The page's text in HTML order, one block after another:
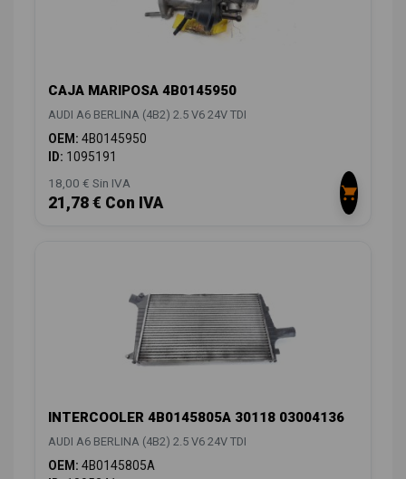
CAJA MARIPOSA 4B0145950
AUDI A6 BERLINA (4B2) 2.5 V6 24V TDI
OEM: 4B0145950
ID: 1095191
18,00 € Sin IVA
21,78 € Con IVA
INTERCOOLER 4B0145805A 30118 03004136
AUDI A6 BERLINA (4B2) 2.5 V6 24V TDI
OEM: 4B0145805A